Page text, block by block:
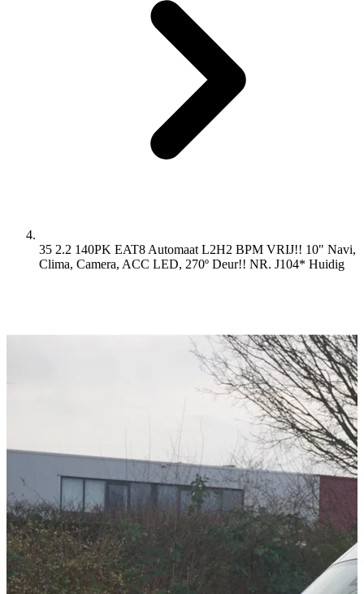
35 2.2 140PK EAT8 Automaat L2H2 BPM VRIJ!! 10" Navi,
Clima, Camera, ACC LED, 270º Deur!! NR. J104* Huidig